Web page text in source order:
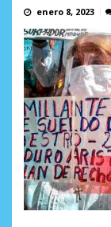
enero 8, 2023